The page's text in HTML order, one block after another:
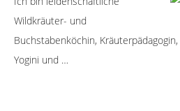
Wildkräuter- und
Buchstabenköchin,
Yogini und …